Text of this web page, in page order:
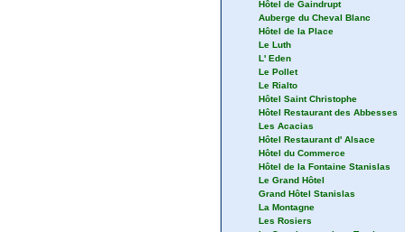
Hôtel de Gaindrupt
Auberge du Cheval Blanc
Hôtel de la Place
Le Luth
L' Eden
Le Pollet
Le Rialto
Hôtel Saint Christophe
Hôtel Restaurant des Abbesses
Les Acacias
Hôtel Restaurant d' Alsace
Hôtel du Commerce
Hôtel de la Fontaine Stanislas
Le Grand Hôtel
Grand Hôtel Stanislas
La Montagne
Les Rosiers